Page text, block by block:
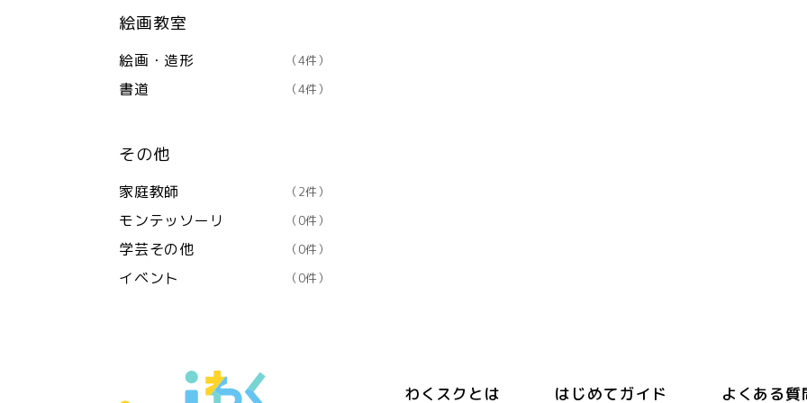
絵画教室
絵画・造形 （4件）
書道 （4件）
その他
家庭教師 （2件）
モンテッソーリ （0件）
学芸その他 （0件）
イベント （0件）
わくスクとは はじめてガイド よくある質